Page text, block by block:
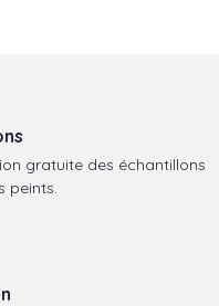
gratuite des échantillons
peints.